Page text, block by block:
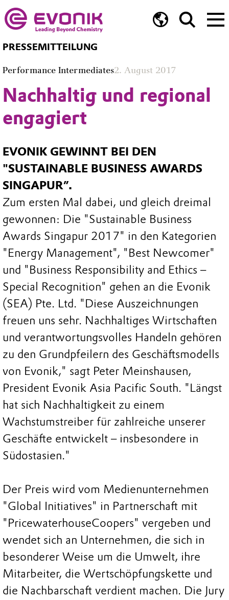
PRESSEMITTEILUNG
Performance Intermediates2. August 2017
Nachhaltig und regional
engagiert
EVONIK GEWINNT BEI DEN
"SUSTAINABLE BUSINESS AWARDS
SINGAPUR”.
Zum ersten Mal dabei, und gleich dreimal
gewonnen: Die "Sustainable Business
Awards Singapur 2017" in den Kategorien
"Energy Management", "Best Newcomer"
und "Business Responsibility and Ethics –
Special Recognition" gehen an die Evonik
(SEA) Pte. Ltd. "Diese Auszeichnungen
freuen uns sehr. Nachhaltiges Wirtschaften
und verantwortungsvolles Handeln gehören
zu den Grundpfeilern des Geschäftsmodells
von Evonik," sagt Peter Meinshausen,
President Evonik Asia Pacific South. "Längst
hat sich Nachhaltigkeit zu einem
Wachstumstreiber für zahlreiche unserer
Geschäfte entwickelt – insbesondere in
Südostasien."
Der Preis wird vom Medienunternehmen
"Global Initiatives" in Partnerschaft mit
"PricewaterhouseCoopers" vergeben und
wendet sich an Unternehmen, die sich in
besonderer Weise um die Umwelt, ihre
Mitarbeiter, die Wertschöpfungskette und
die Nachbarschaft verdient machen. Die Jury